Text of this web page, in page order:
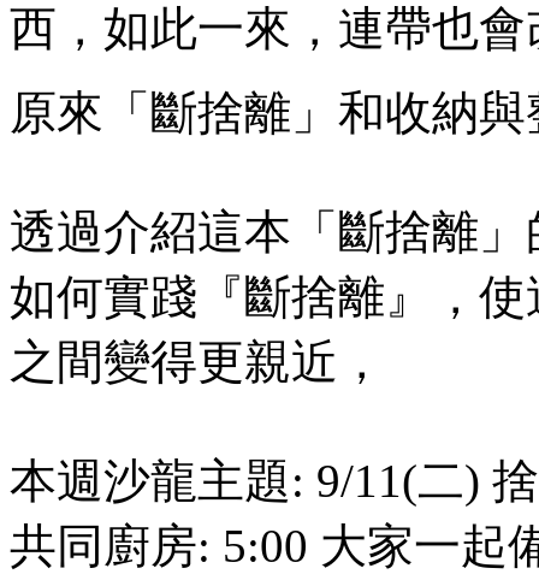
西，如此一來，連帶也
原來「斷捨離」和收納
透過介紹這本「斷捨離
如何實踐『斷捨離』，
之間變得更親近，
本週沙龍主題: 9/11(二)
共同廚房: 5:00 大家一起